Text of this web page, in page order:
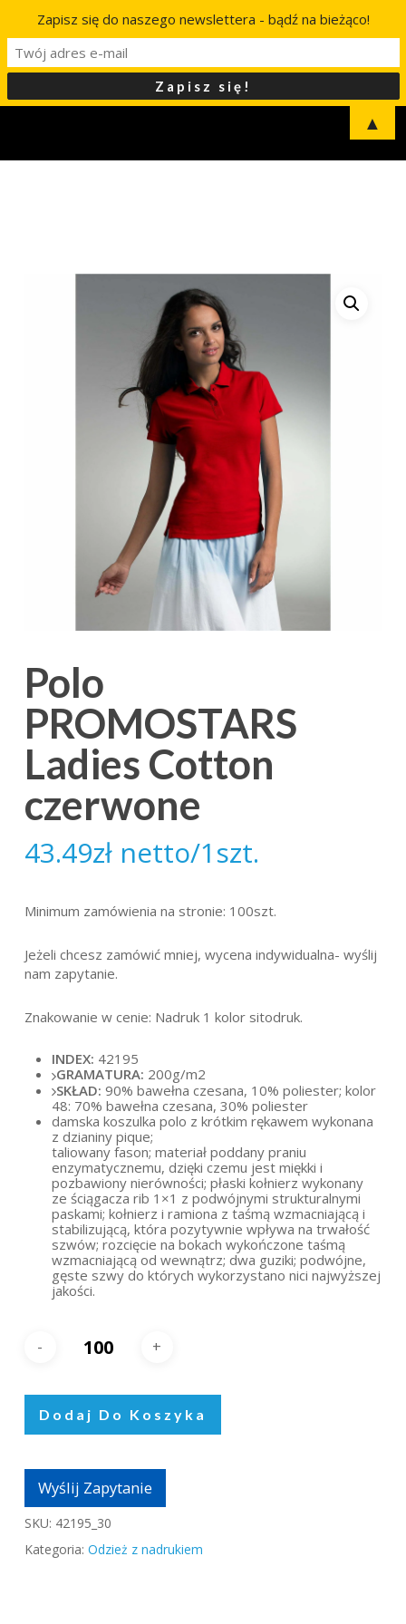
Polo
PROMOSTARS
Ladies Cotton
czerwone
43.49zł netto/1szt.
Minimum zamówienia na stronie: 100szt.
Jeżeli chcesz zamówić mniej, wycena indywidualna- wyślij
nam zapytanie.
Znakowanie w cenie: Nadruk 1 kolor sitodruk.
INDEX: 42195
GRAMATURA: 200g/m2
SKŁAD: 90% bawełna czesana, 10% poliester; kolor
48: 70% bawełna czesana, 30% poliester
damska koszulka polo z krótkim rękawem wykonana
z dzianiny pique;
taliowany fason; materiał poddany praniu
enzymatycznemu, dzięki czemu jest miękki i
pozbawiony nierówności; płaski kołnierz wykonany
ze ściągacza rib 1×1 z podwójnymi strukturalnymi
paskami; kołnierz i ramiona z taśmą wzmacniającą i
stabilizującą, która pozytywnie wpływa na trwałość
szwów; rozcięcie na bokach wykończone taśmą
wzmacniającą od wewnątrz; dwa guziki; podwójne,
gęste szwy do których wykorzystano nici najwyższej
jakości.
Dodaj Do Koszyka
Wyślij Zapytanie
SKU: 42195_30
Kategoria: Odzież z nadrukiem
Zapisz się do naszego newslettera - bądź na bieżąco!
▲